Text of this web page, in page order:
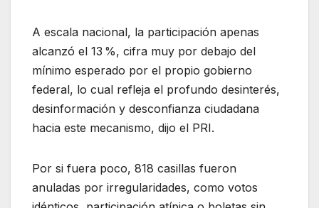
A escala nacional, la participación apenas
alcanzó el 13 %, cifra muy por debajo del
mínimo esperado por el propio gobierno
federal, lo cual refleja el profundo desinterés,
desinformación y desconfianza ciudadana
hacia este mecanismo, dijo el PRI.
Por si fuera poco, 818 casillas fueron
anuladas por irregularidades, como votos